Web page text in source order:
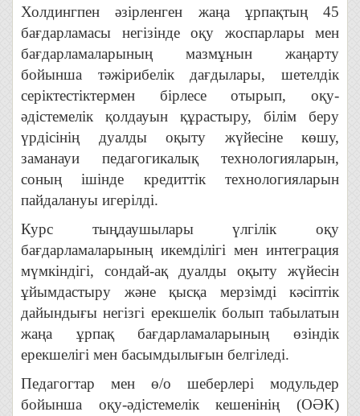
Холдингпен әзірленген жаңа ұрпақтың 45
бағдарламасы негізінде оқу жоспарлары мен
бағдарламаларының мазмұнын жаңарту
бойынша тәжірибелік дағдылары, шетелдік
серіктестіктермен бірлесе отырып, оқу-
әдістемелік қолдауын құрастыру, білім беру
үрдісінің дуалды оқыту жүйесіне көшу,
заманауи педагогикалық технологияларын,
соның ішінде кредиттік технологияларын
пайдалануы игерілді.
Курс тыңдаушылары үлгілік оқу
бағдарламаларының икемділігі мен интеграция
мүмкіндігі, сондай-ақ дуалды оқыту жүйесін
ұйымдастыру және қысқа мерзімді кәсіптік
дайындығы негізгі ерекшелік болып табылатын
жаңа ұрпақ бағдарламаларының өзіндік
ерекшелігі мен басымдылығын белгіледі.
Педагогтар мен ө/о шеберлері модульдер
бойынша оқу-әдістемелік кешенінің (ОӘК)